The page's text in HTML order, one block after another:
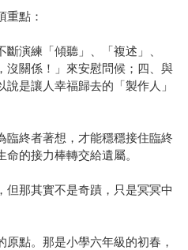
重點：
演練「傾聽」、「複述」、
沒關係！」來安慰問候；四、與
是讓人幸福歸去的「製作人」
臨終者著想，才能穩穩接住臨終
的接力棒轉交給遺屬。
但那其實不是奇蹟，只是冥冥中
點。那是小學六年級的初春，